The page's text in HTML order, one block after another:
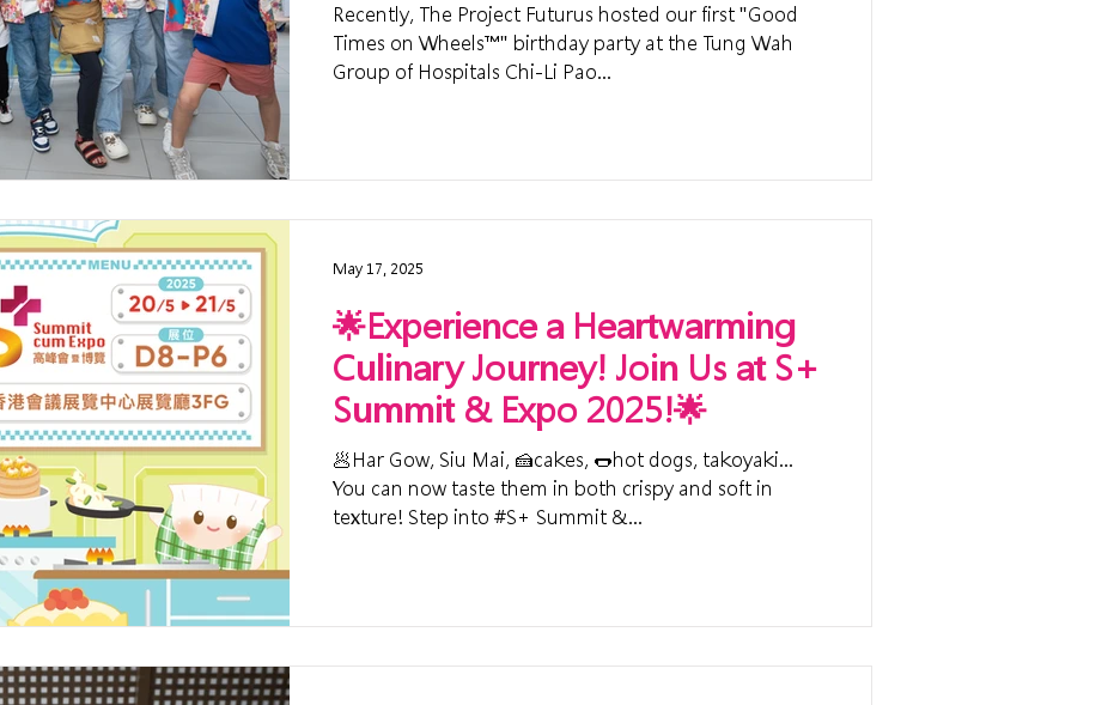
Recently, The Project Futurus hosted our first "Good
Times on Wheels™️" birthday party at the Tung Wah
Group of Hospitals Chi-Li Pao...
🌟Experience a Heartwarming
Culinary Journey! Join Us at S+
Summit & Expo 2025!🌟
🥟Har Gow, Siu Mai, 🍰cakes, 🌭hot dogs, takoyaki...
You can now taste them in both crispy and soft in
texture! Step into #S+ Summit &...
May 17, 2025